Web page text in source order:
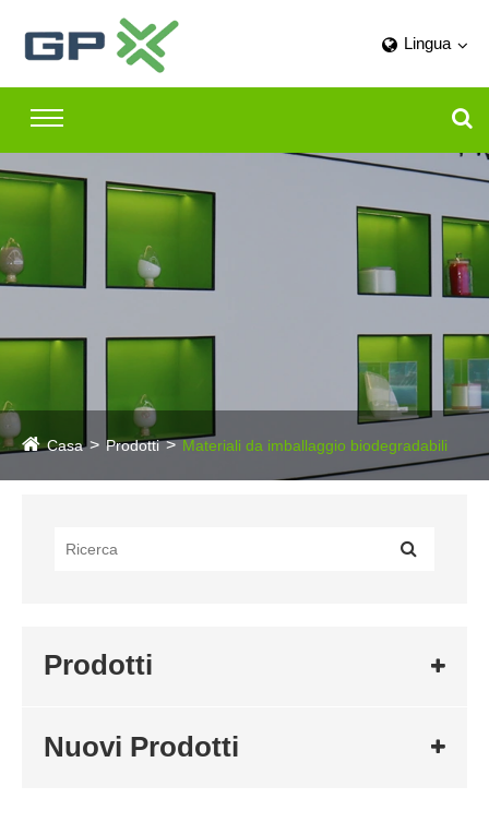
Lingua
Casa Prodotti Materiali da imballaggio biodegradabili
Prodotti
Nuovi Prodotti